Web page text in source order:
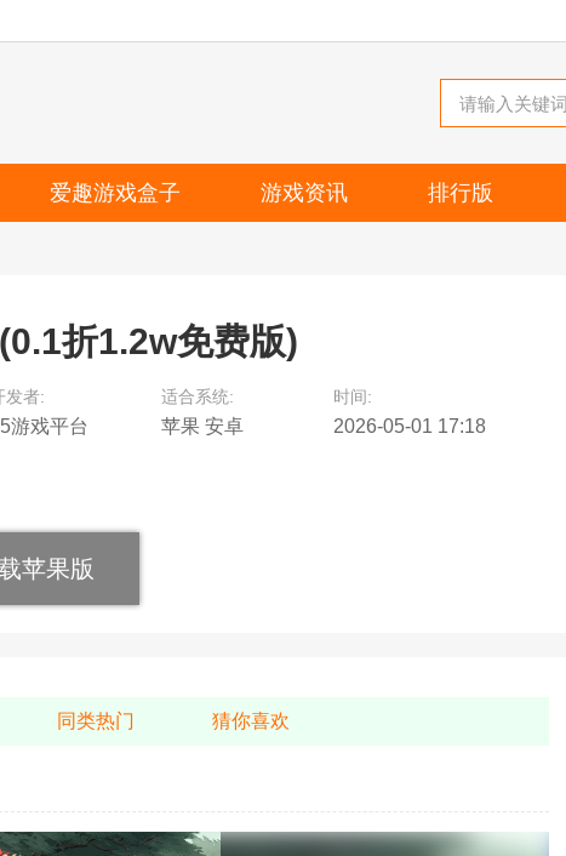
爱趣游戏盒子 游戏资讯 排行版
折1.2w免费版)
发者:
游戏平台
适合系统:
苹果 安卓
时间:
2026-05-01 17:18
苹果版
同类热门 猜你喜欢